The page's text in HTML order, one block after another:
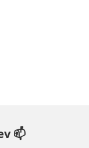
📫